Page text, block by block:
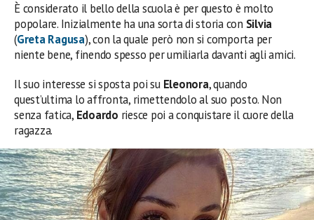
È considerato il bello della scuola è per questo è molto
popolare. Inizialmente ha una sorta di storia con Silvia
(Greta Ragusa), con la quale però non si comporta per
niente bene, finendo spesso per umiliarla davanti agli amici.
Il suo interesse si sposta poi su Eleonora, quando
quest’ultima lo affronta, rimettendolo al suo posto. Non
senza fatica, Edoardo riesce poi a conquistare il cuore della
ragazza.